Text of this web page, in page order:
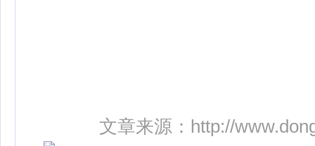
文章来源： http://